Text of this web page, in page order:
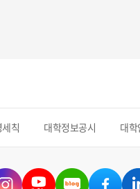
칙 대학정보공시 대